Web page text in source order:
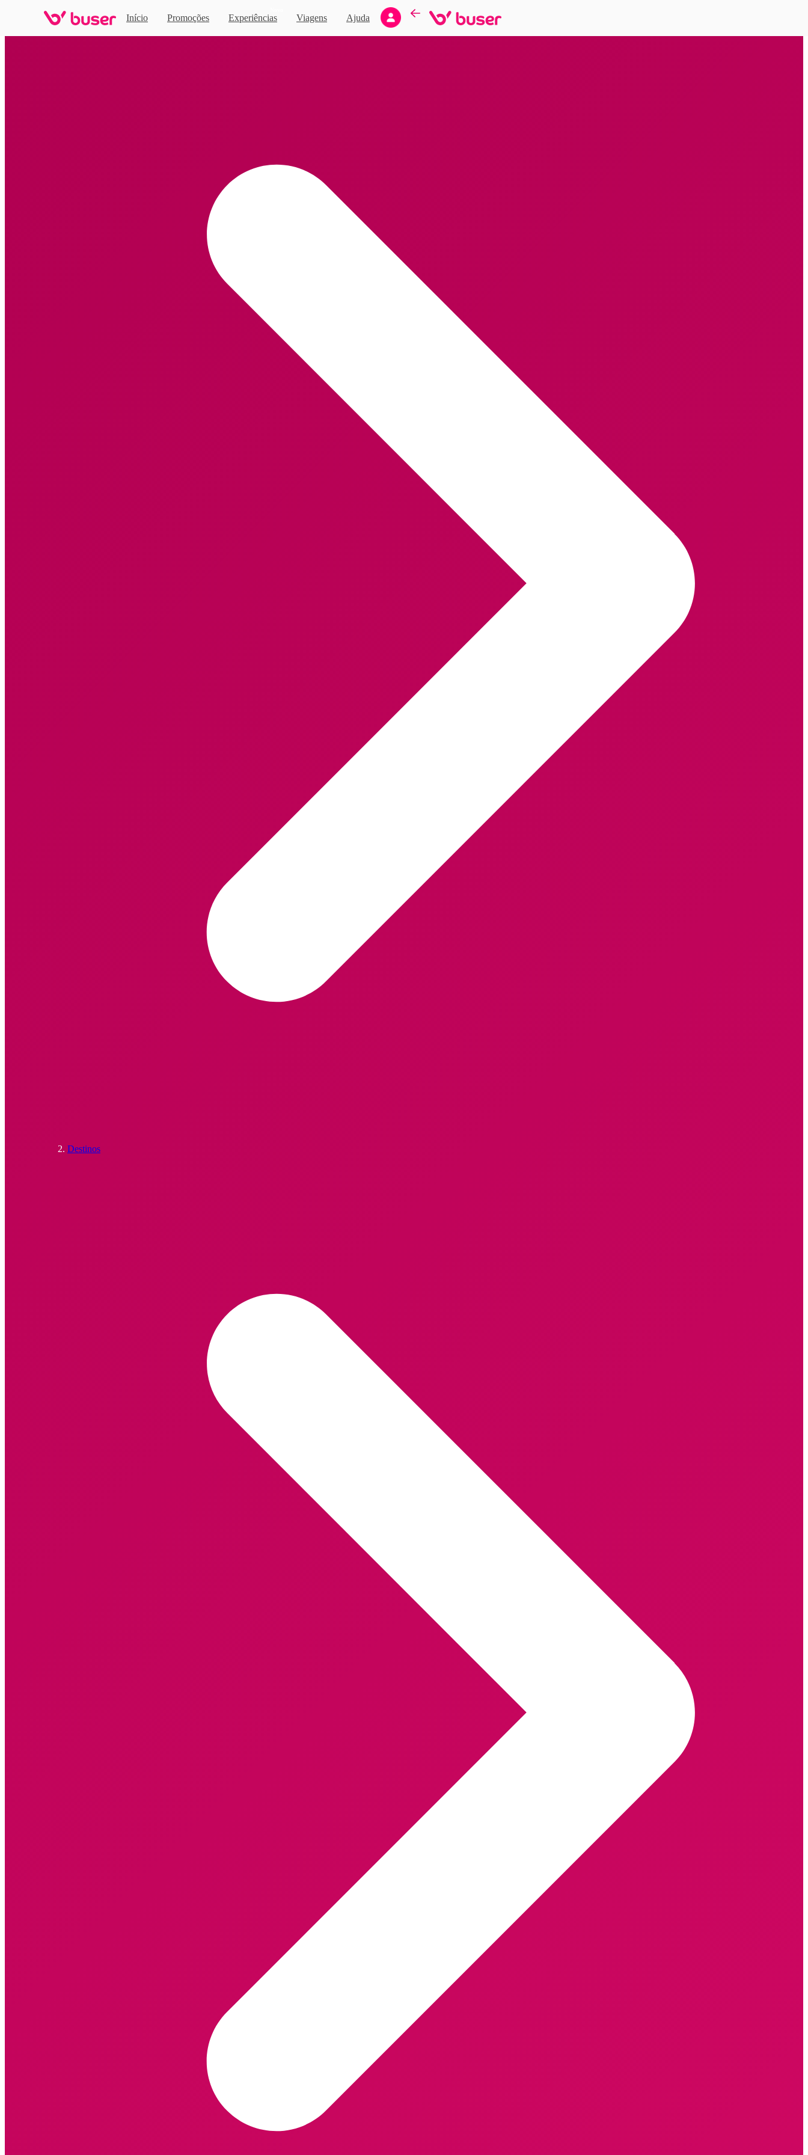
Início Promoções Experiências Viagens Ajuda
Home
Destinos